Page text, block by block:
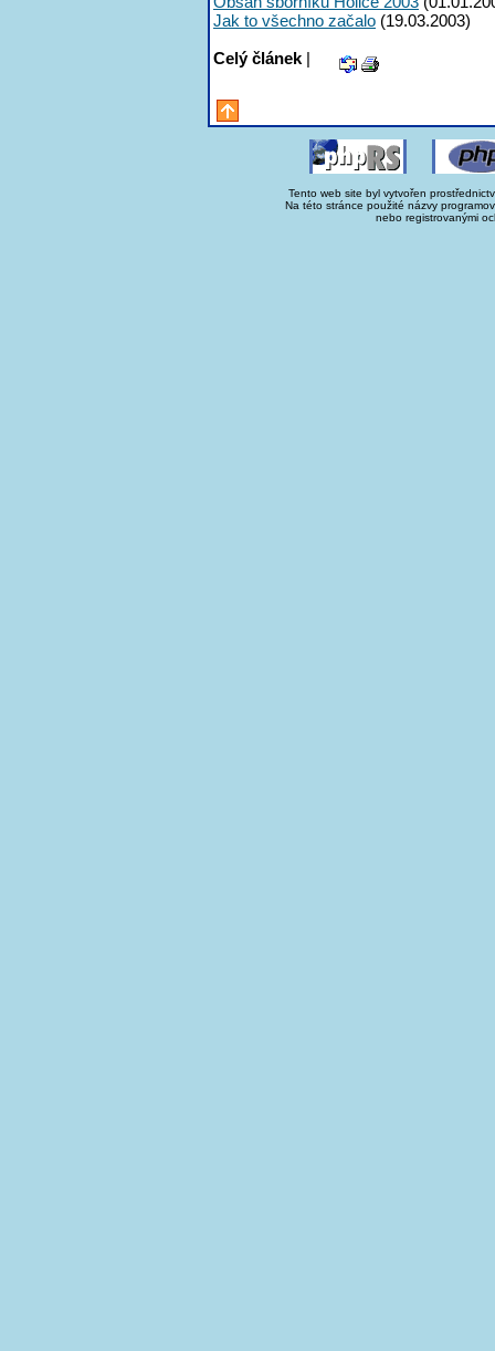
Jak to všechno začalo (19.03.2003)
Celý článek |
Tento web site byl vytvořen
Na této stránce použité názvy
nebo registrovanými